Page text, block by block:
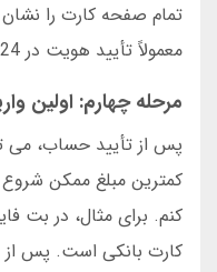
تمام صفحه کارت را
معمولاً تأیید هویت در 24 ساعت انجام می شود.
مرحله چهارم: اولین
پس از تأیید حساب، می
کمترین مبلغ ممکن
کارت بانکی است. پس از